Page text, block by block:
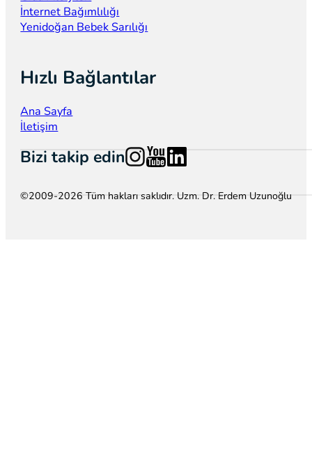
İnternet Bağımlılığı
Yenidoğan Bebek Sarılığı
Hızlı Bağlantılar
Ana Sayfa
İletişim
Bizi takip edinFollow us on Instagram
Follow us on YouTube
Follow us on LinkedIn
©2009-2026 Tüm hakları saklıdır. Uzm. Dr. Erdem Uzunoğlu